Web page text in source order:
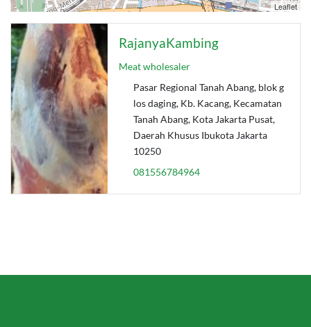
RajanyaKambing
Meat wholesaler
Pasar Regional Tanah Abang, blok g
los daging, Kb. Kacang, Kecamatan
Tanah Abang, Kota Jakarta Pusat,
Daerah Khusus Ibukota Jakarta
10250
081556784964
Leaflet